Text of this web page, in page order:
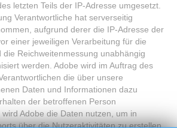
letzten Teils der IP-Adresse umgesetzt.
Verantwortliche hat serverseitig
aufgrund derer die IP-Adresse der
einer jeweiligen Verarbeitung für die
Reichweitenmessung unabhängig
werden. Adobe wird im Auftrag des
die über unsere
Daten und Informationen dazu
der betroffenen Person
Adobe die Daten nutzen, um in
über die Nutzeraktivitäten zu erstellen